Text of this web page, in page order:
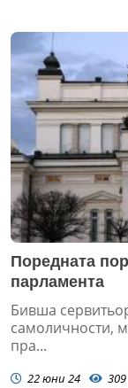
Поредната
парламента
Бивша
самоличности,
пра...
22 юни 24 309